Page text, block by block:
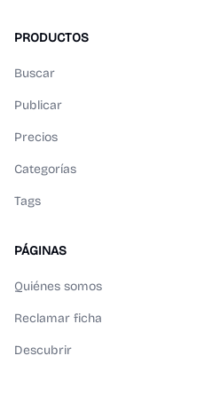
PRODUCTOS
Buscar
Publicar
Precios
Categorías
Tags
PÁGINAS
Quiénes somos
Reclamar ficha
Descubrir